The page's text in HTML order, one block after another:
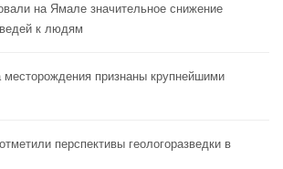
на Ямале значительное снижение
к людям
признаны крупнейшими
перспективы геологоразведки в